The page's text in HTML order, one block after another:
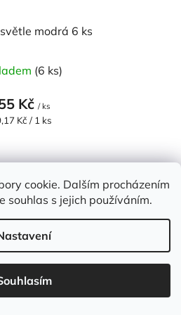
cookie. Dalším procházením
s jejich používáním.
modrá 6 ks
(6 ks)
Kč / ks
Kč / 1 ks